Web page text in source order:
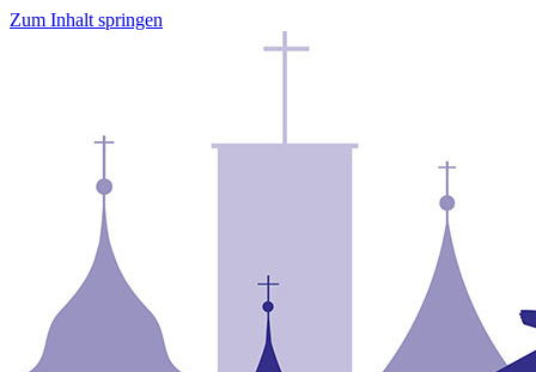
Zum Inhalt springen